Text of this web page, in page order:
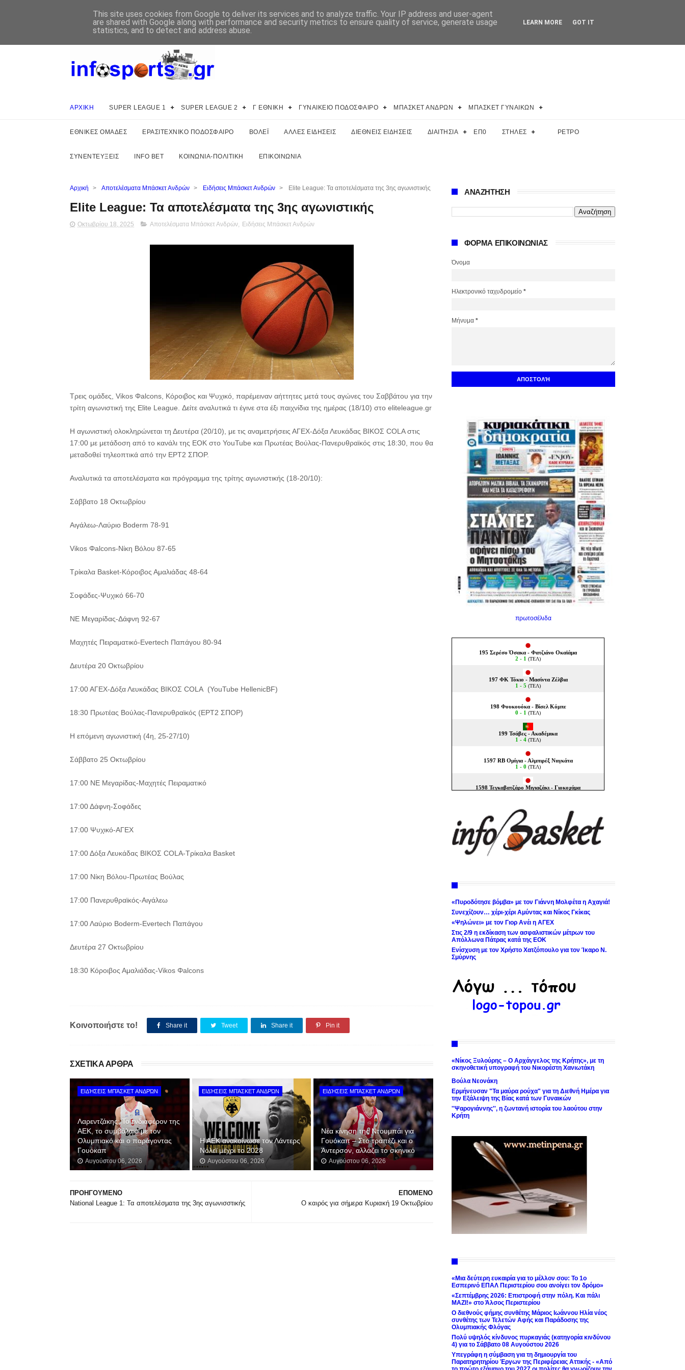
ΑΡΧΙΚΗ SUPER LEAGUE 1 SUPER LEAGUE 2 Γ ΕΘΝΙΚΗ ΓΥΝΑΙΚΕΙΟ ΠΟΔΟΣΦΑΙΡΟ ΜΠΑΣΚΕΤ ΑΝΔΡΩΝ ΜΠΑΣΚΕΤ ΓΥΝΑΙΚΩΝ
ΕΘΝΙΚΕΣ ΟΜΑΔΕΣ ΕΡΑΣΙΤΕΧΝΙΚΟ ΠΟΔΟΣΦΑΙΡΟ ΒΟΛΕΪ ΑΛΛΕΣ ΕΙΔΗΣΕΙΣ ΔΙΕΘΝΕΙΣ ΕΙΔΗΣΕΙΣ ΔΙΑΙΤΗΣΙΑ ΕΠ0 ΣΤΗΛΕΣ ΡΕΤΡΟ
ΣΥΝΕΝΤΕΥΞΕΙΣ INFO BET ΚΟΙΝΩΝΙΑ-ΠΟΛΙΤΙΚΗ ΕΠΙΚΟΙΝΩΝΙΑ
Αρχική > Αποτελέσματα Μπάσκετ Ανδρών > Ειδήσεις Μπάσκετ Ανδρών > Elite League: Τα αποτελέσματα της 3ης αγωνιστικής
Elite League: Τα αποτελέσματα της 3ης αγωνιστικής
Οκτωβρίου 18, 2025 Αποτελέσματα Μπάσκετ Ανδρών, Ειδήσεις Μπάσκετ Ανδρών
Τρεις ομάδες, Vikos Φalcons, Κόροιβος και Ψυχικό, παρέμειναν αήττητες μετά τους αγώνες του Σαββάτου για την
τρίτη αγωνιστική της Elite League. Δείτε αναλυτικά τι έγινε στα έξι παιχνίδια της ημέρας (18/10) στο eliteleague.gr
Η αγωνιστική ολοκληρώνεται τη Δευτέρα (20/10), με τις αναμετρήσεις ΑΓΕΧ-Δόξα Λευκάδας ΒΙΚΟΣ COLA στις
17:00 με μετάδοση από το κανάλι της ΕΟΚ στο YouTube και Πρωτέας Βούλας-Πανερυθραϊκός στις 18:30, που θα
μεταδοθεί τηλεοπτικά από την ΕΡΤ2 ΣΠΟΡ.
Αναλυτικά τα αποτελέσματα και πρόγραμμα της τρίτης αγωνιστικής (18-20/10):
Σάββατο 18 Οκτωβρίου
Αιγάλεω-Λαύριο Boderm 78-91
Vikos Φalcons-Νίκη Βόλου 87-65
Τρίκαλα Basket-Κόροιβος Αμαλιάδας 48-64
Σοφάδες-Ψυχικό 66-70
ΝΕ Μεγαρίδας-Δάφνη 92-67
Μαχητές Πειραματικό-Evertech Παπάγου 80-94
Δευτέρα 20 Οκτωβρίου
17:00 ΑΓΕΧ-Δόξα Λευκάδας ΒΙΚΟΣ COLA (YouTube HellenicBF)
18:30 Πρωτέας Βούλας-Πανερυθραϊκός (ΕΡΤ2 ΣΠΟΡ)
Η επόμενη αγωνιστική (4η, 25-27/10)
Σάββατο 25 Οκτωβρίου
17:00 ΝΕ Μεγαρίδας-Μαχητές Πειραματικό
17:00 Δάφνη-Σοφάδες
17:00 Ψυχικό-ΑΓΕΧ
17:00 Δόξα Λευκάδας ΒΙΚΟΣ COLA-Τρίκαλα Basket
17:00 Νίκη Βόλου-Πρωτέας Βούλας
17:00 Πανερυθραϊκός-Αιγάλεω
17:00 Λαύριο Boderm-Evertech Παπάγου
Δευτέρα 27 Οκτωβρίου
18:30 Κόροιβος Αμαλιάδας-Vikos Φalcons
Κοινοποιήστε το! Share it Tweet Share it Pin it
ΣΧΕΤΙΚΑ ΑΡΘΡΑ
ΕΙΔΉΣΕΙΣ ΜΠΆΣΚΕΤ ΑΝΔΡΏΝ
Λαρεντζάκης: Το ενδιαφέρον της
ΑΕΚ, το συμβόλαιο με τον
Ολυμπιακό και ο παράγοντας
Γουόκαπ
Αυγούστου 06, 2026
ΕΙΔΉΣΕΙΣ ΜΠΆΣΚΕΤ ΑΝΔΡΏΝ
Η ΑΕΚ ανακοίνωσε τον Λάντερς
Νόλεϊ μέχρι το 2028
Αυγούστου 06, 2026
ΕΙΔΉΣΕΙΣ ΜΠΆΣΚΕΤ ΑΝΔΡΏΝ
Νέα κίνηση της Ντουμπάι για
Γουόκαπ – Στο τραπέζι και ο
Άντερσον, αλλάζει το σκηνικό
Αυγούστου 06, 2026
ΕΠΟΜΕΝΟ
Ο καιρός για σήμερα Κυριακή 19 Οκτωβρίου
ΠΡΟΗΓΟΥΜΕΝΟ
National League 1: Τα αποτελέσματα της 3ης αγωνισστικής
ΑΝΑΖΗΤΗΣΗ
ΦΟΡΜΑ ΕΠΙΚΟΙΝΩΝΙΑΣ
Όνομα
Ηλεκτρονικό ταχυδρομείο *
Μήνυμα *
πρωτοσέλιδα
«Πυροδότησε βόμβα» με τον Γιάννη Μολφέτα η Αχαγιά!
Συνεχίζουν… χέρι-χέρι Αμύντας και Νίκος Γκίκας
«Ψηλώνει» με τον Γιορ Ανέι η ΑΓΕΧ
Στις 2/9 η εκδίκαση των ασφαλιστικών μέτρων του
Απόλλωνα Πάτρας κατά της ΕΟΚ
Ενίσχυση με τον Χρήστο Χατζόπουλο για τον Ίκαρο Ν.
Σμύρνης
«Νίκος Ξυλούρης – Ο Αρχάγγελος της Κρήτης», με τη
σκηνοθετική υπογραφή του Νικορέστη Χανιωτάκη
Βούλα Νεονάκη
Ερμήνευσαν "Τα μαύρα ρούχα" για τη Διεθνή Ημέρα για
την Εξάλειψη της Βίας κατά των Γυναικών
''Ψαρογιάννης'', η ζωντανή ιστορία του λαούτου στην
Κρήτη
«Μια δεύτερη ευκαιρία για το μέλλον σου: Το 1ο
Εσπερινό ΕΠΑΛ Περιστερίου σου ανοίγει τον δρόμο»
«Σεπτέμβρης 2026: Επιστροφή στην πόλη. Και πάλι
ΜΑΖΙ!» στο Άλσος Περιστερίου
Ο διεθνούς φήμης συνθέτης Μάριος Ιωάννου Ηλία νέος
συνθέτης των Τελετών Αφής και Παράδοσης της
Ολυμπιακής Φλόγας
Πολύ υψηλός κίνδυνος πυρκαγιάς (κατηγορία κινδύνου
4) για το Σάββατο 08 Αυγούστου 2026
Υπεγράφη η σύμβαση για τη δημιουργία του
Παρατηρητηρίου Έργων της Περιφέρειας Αττικής - «Από
This site uses cookies from Google to deliver its services and to analyze traffic. Your IP address and user-agent
are shared with Google along with performance and security metrics to ensure quality of service, generate usage
statistics, and to detect and address abuse.
LEARN MORE GOT IT